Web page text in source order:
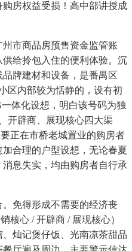
房权益受损！高中部讲授成
市商品房预售资金监管账
给拎包入住的便利体验。沉
牌建材和设备，是番禺区
区内部较为恬静的，设有初
体化设想，明白该号码为独
开辟商、展现核心四大渠
正在市桥老城置业的购房者
合理的户型设想，无论春夏
息失实，均由购房者自行承
免得形成不需要的经济丧
核心 / 开辟商 / 展现核心）
灿记煲仔饭、光南凉茶甜品